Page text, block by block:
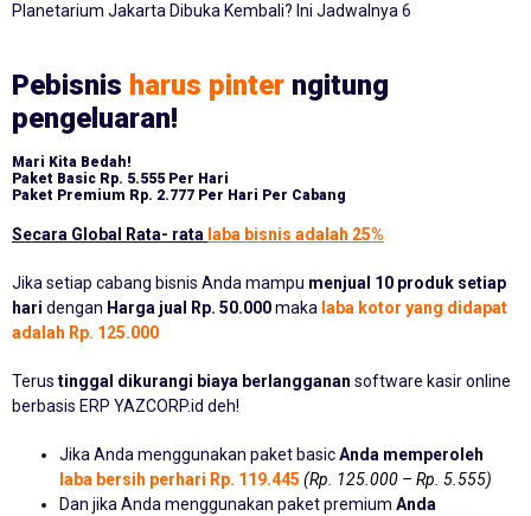
Planetarium Jakarta Dibuka Kembali? Ini Jadwalnya 6
Pebisnis harus pinter ngitung
pengeluaran!
Mari Kita Bedah!
Paket Basic Rp. 5.555 Per Hari
Paket Premium Rp. 2.777 Per Hari Per Cabang
Secara Global Rata- rata laba bisnis adalah 25%
Jika setiap cabang bisnis Anda mampu menjual 10 produk setiap
hari dengan Harga jual Rp. 50.000maka laba kotor yang didapat
adalah Rp. 125.000
Terus tinggal dikurangi biaya berlangganan software kasir online
berbasis ERP YAZCORP.id deh!
Jika Anda menggunakan paket basicAnda memperoleh
laba bersih perhari Rp. 119.445 (Rp. 125.000 – Rp. 5.555)
Dan jika Anda menggunakan paket premium Anda